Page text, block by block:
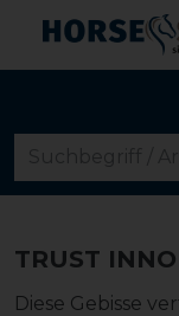
TRUST
Diese Gebisse